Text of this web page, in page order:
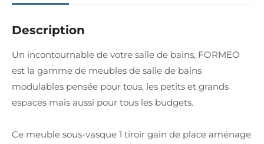
Description
Un incontournable de votre salle de bains, FORMEO
est la gamme de meubles de salle de bains
modulables pensée pour tous, les petits et grands
espaces mais aussi pour tous les budgets.
Ce meuble sous-vasque 1 tiroir gain de place aménage